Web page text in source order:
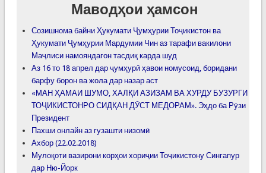
Маводҳои ҳамсон
Созишнома байни Ҳукумати Ҷумҳурии Тоҷикистон ва
Ҳукумати Ҷумҳурии Мардумии Чин аз тарафи вакилони
Маҷлиси намояндагон тасдиқ карда шуд
Аз 16 то 18 апрел дар ҷумҳурӣ ҳавои номусоид, боридани
барфу борон ва жола дар назар аст
«МАН ҲАМАИ ШУМО, ХАЛҚИ АЗИЗАМ ВА ХУРДУ БУЗУРГИ
ТОҶИКИСТОНРО СИДҚАН ДӮСТ МЕДОРАМ». Эҳдо ба Рӯзи
Президент
Пахши онлайн аз гузашти низомӣ
Ахбор (22.02.2018)
Мулоқоти вазирони корҳои хориҷии Тоҷикистону Сингапур
дар Ню-Йорк